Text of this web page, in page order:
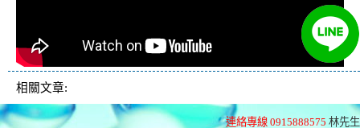
相關文章:
連絡專線 0915888575 林先生